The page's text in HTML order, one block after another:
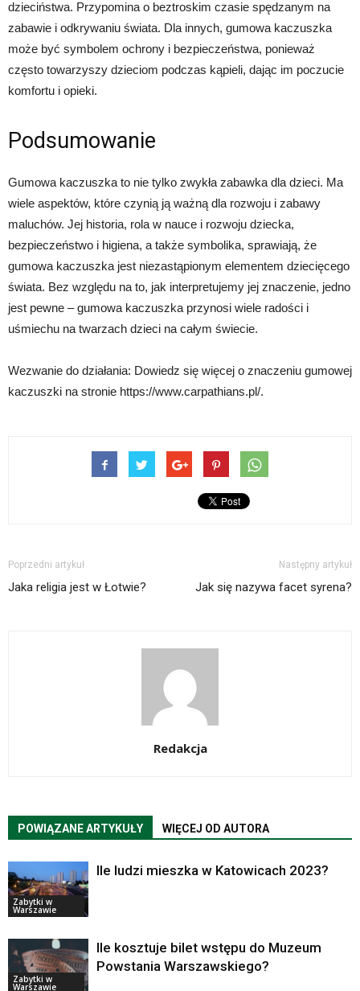
dzieciństwa. Przypomina o beztroskim czasie spędzanym na
zabawie i odkrywaniu świata. Dla innych, gumowa kaczuszka
może być symbolem ochrony i bezpieczeństwa, ponieważ
często towarzyszy dzieciom podczas kąpieli, dając im poczucie
komfortu i opieki.
Podsumowanie
Gumowa kaczuszka to nie tylko zwykła zabawka dla dzieci. Ma
wiele aspektów, które czynią ją ważną dla rozwoju i zabawy
maluchów. Jej historia, rola w nauce i rozwoju dziecka,
bezpieczeństwo i higiena, a także symbolika, sprawiają, że
gumowa kaczuszka jest niezastąpionym elementem dziecięcego
świata. Bez względu na to, jak interpretujemy jej znaczenie, jedno
jest pewne – gumowa kaczuszka przynosi wiele radości i
uśmiechu na twarzach dzieci na całym świecie.
Wezwanie do działania: Dowiedz się więcej o znaczeniu gumowej
kaczuszki na stronie https://www.carpathians.pl/.
Poprzedni artykuł
Jaka religia jest w Łotwie?
Następny artykuł
Jak się nazywa facet syrena?
Redakcja
POWIĄZANE ARTYKUŁY WIĘCEJ OD AUTORA
Zabytki w
Warszawie
Ile ludzi mieszka w Katowicach 2023?
Zabytki w
Warszawie
Ile kosztuje bilet wstępu do Muzeum
Powstania Warszawskiego?